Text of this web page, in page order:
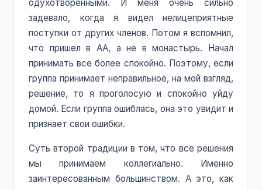
одухотворенными. И меня очень сильно
задевало, когда я видел нелицеприятные
поступки от других членов. Потом я вспомнил,
что пришел в АА, а не в монастырь. Начал
принимать все более спокойно. Поэтому, если
группа принимает неправильное, на мой взгляд,
решение, то я проголосую и спокойно уйду
домой. Если группа ошиблась, она это увидит и
признает свои ошибки.
Суть второй традиции в том, что все решения
мы принимаем коллегиально. Именно
заинтересованным большинством. А это, как